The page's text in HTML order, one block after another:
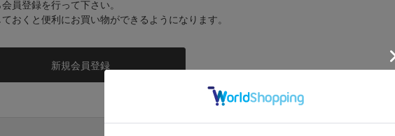
員登録を行って下さい。
おくと便利にお買い物ができるようになります。